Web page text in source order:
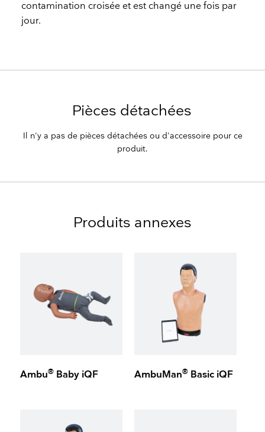
contamination croisée et est changé une fois par
jour.
Pièces détachées
Il n'y a pas de pièces détachées ou d'accessoire pour ce
produit.
Produits annexes
Ambu® Baby iQF AmbuMan®Basic iQF